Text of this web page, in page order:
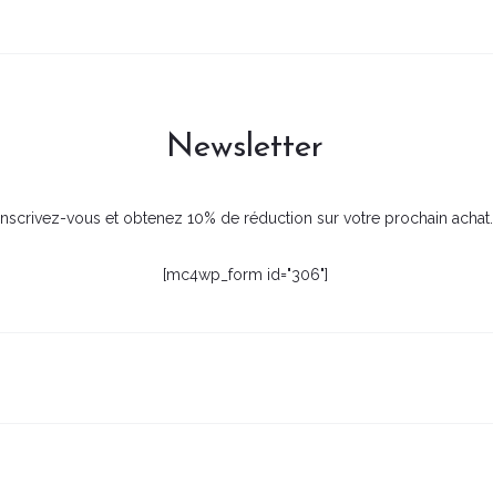
Newsletter
Inscrivez-vous et obtenez 10% de réduction sur votre prochain achat.
[mc4wp_form id="306"]